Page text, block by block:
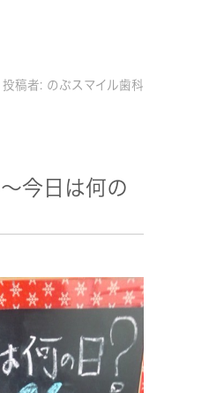
投稿者: のぶスマイル歯科
今日は何の